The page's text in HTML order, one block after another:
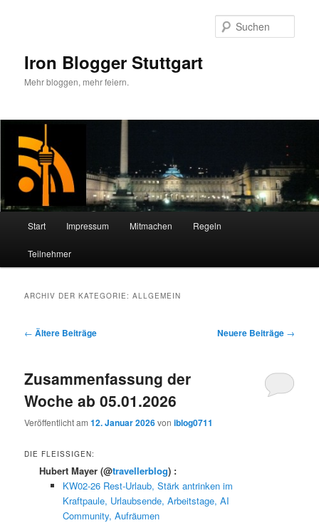
Iron Blogger Stuttgart
Mehr bloggen, mehr feiern.
Start Impressum Mitmachen Regeln
Teilnehmer
ARCHIV DER KATEGORIE:ALLGEMEIN
Beitragsnavigation
← Ältere Beiträge Neuere Beiträge →
Zusammenfassung der
Woche ab 05.01.2026
Veröffentlicht am12. Januar 2026voniblog0711
DIE FLEISSIGEN:
Hubert Mayer(@travellerblog) :
KW02-26 Rest-Urlaub, Stärk antrinken im
Kraftpaule, Urlaubsende, Arbeitstage, AI
Community, Aufräumen